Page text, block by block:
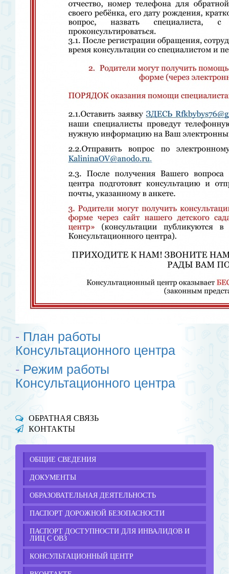
- План работы
Консультационного центра
- Режим работы
Консультационного центра
ОБРАТНАЯ СВЯЗЬ
КОНТАКТЫ
ОБЩИЕ СВЕДЕНИЯ
ДОКУМЕНТЫ
ОБРАЗОВАТЕЛЬНАЯ ДЕЯТЕЛЬНОСТЬ
ПАСПОРТ ДОРОЖНОЙ БЕЗОПАСНОСТИ
ПАСПОРТ ДОСТУПНОСТИ ДЛЯ ИНВАЛИДОВ И
ЛИЦ С ОВЗ
КОНСУЛЬТАЦИОННЫЙ ЦЕНТР